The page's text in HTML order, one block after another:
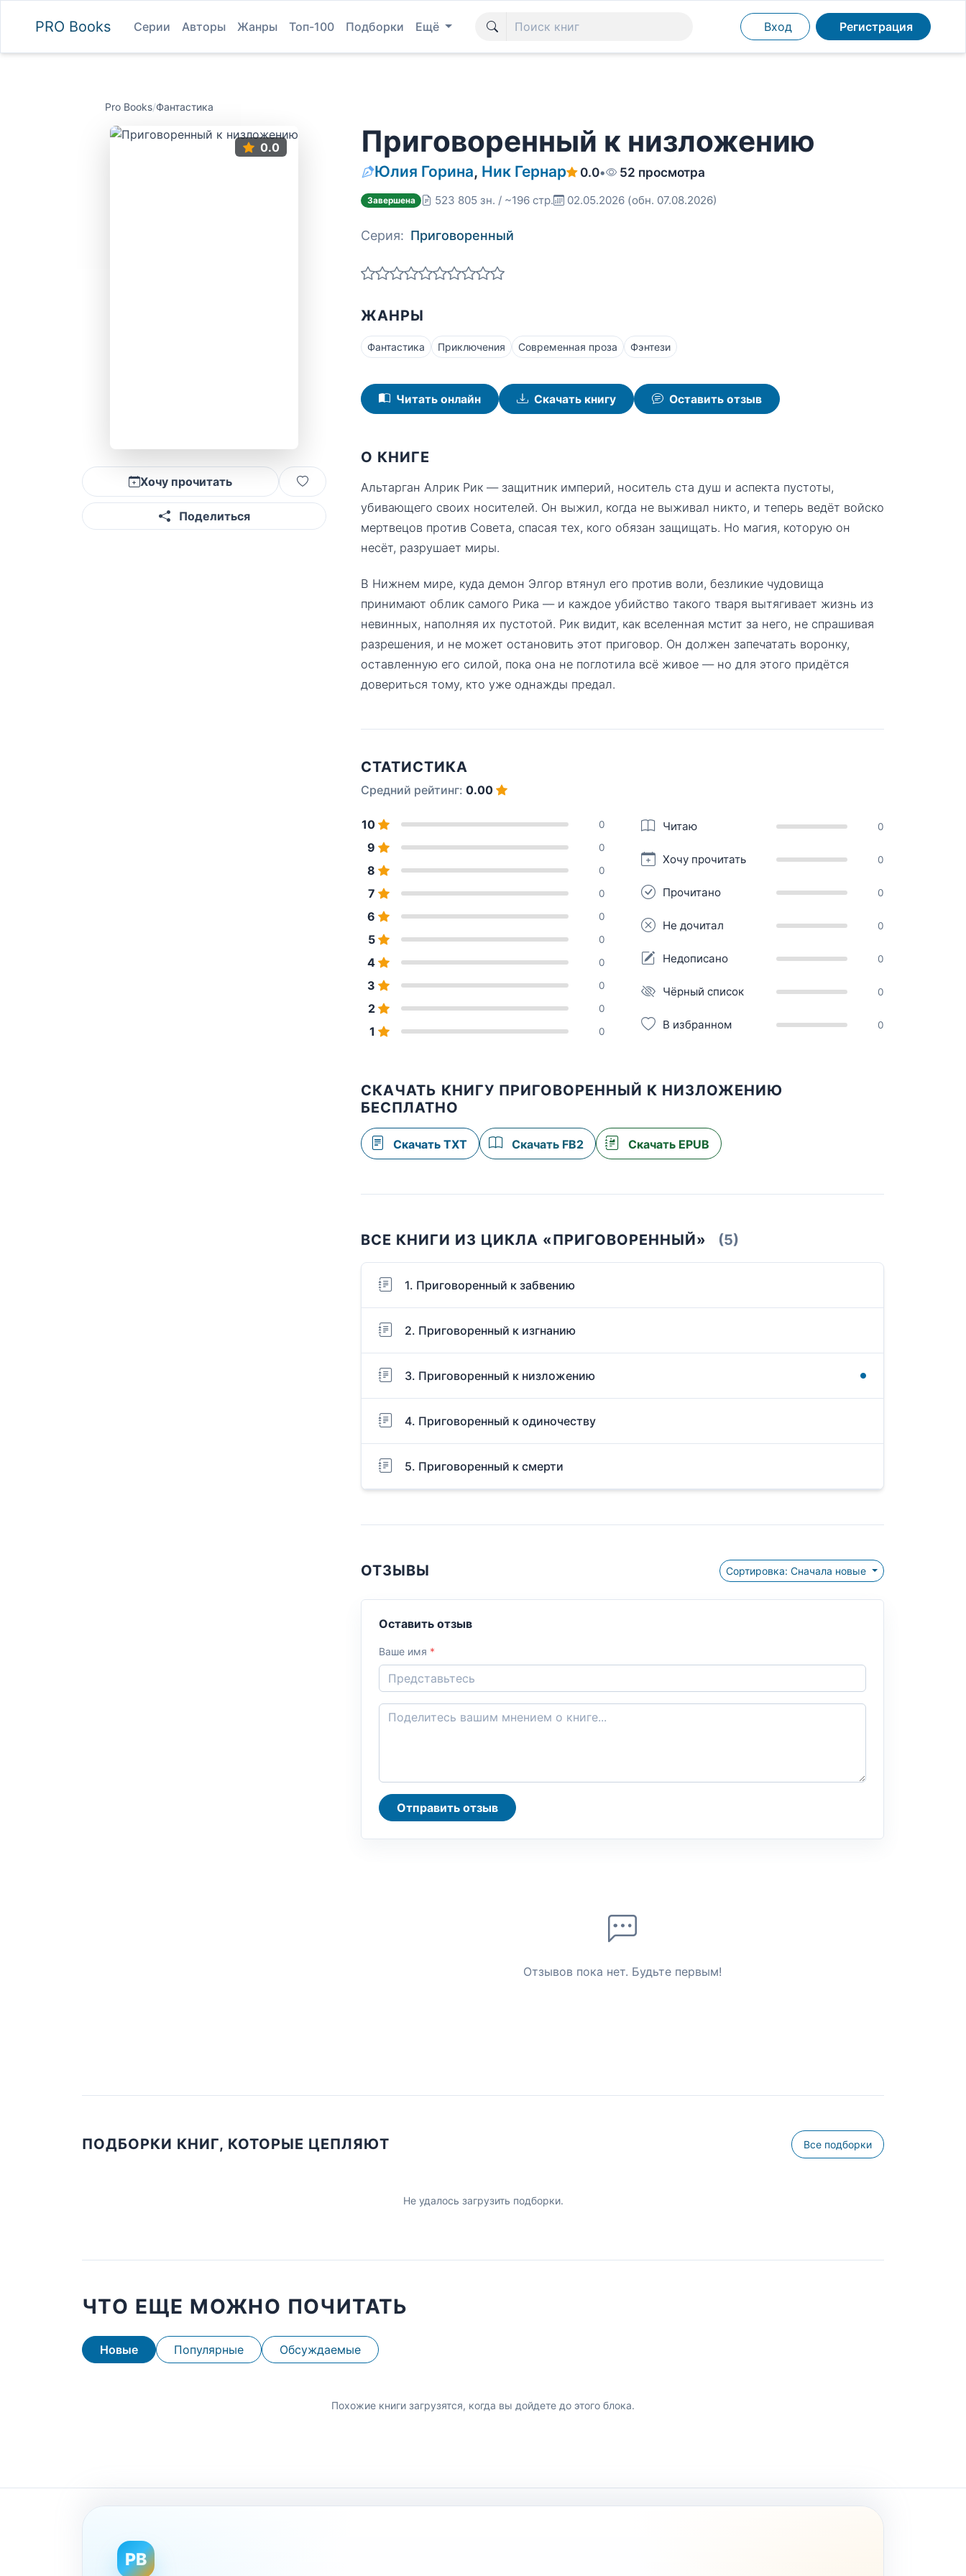
PRO Books Серии Авторы Жанры Топ-100 Подборки Ещё Вход Регистрация
Pro Books/Фантастика
0.0
Хочу прочитать
Поделиться
Приговоренный к низложению
Юлия Горина, Ник Гернар 0.0• 52 просмотра
Завершена 523 805 зн. / ~196 стр. 02.05.2026 (обн. 07.08.2026)
Серия: Приговоренный
ЖАНРЫ
Фантастика Приключения Современная проза Фэнтези
Читать онлайн Скачать книгу Оставить отзыв
О КНИГЕ
Альтарган Алрик Рик — защитник империй, носитель ста душ и аспекта пустоты,
убивающего своих носителей. Он выжил, когда не выживал никто, и теперь ведёт войско
мертвецов против Совета, спасая тех, кого обязан защищать. Но магия, которую он
несёт, разрушает миры.
В Нижнем мире, куда демон Элгор втянул его против воли, безликие чудовища
принимают облик самого Рика — и каждое убийство такого тваря вытягивает жизнь из
невинных, наполняя их пустотой. Рик видит, как вселенная мстит за него, не спрашивая
разрешения, и не может остановить этот приговор. Он должен запечатать воронку,
оставленную его силой, пока она не поглотила всё живое — но для этого придётся
довериться тому, кто уже однажды предал.
СТАТИСТИКА
Средний рейтинг: 0.00
10 0
9 0
8 0
7 0
6 0
5 0
4 0
3 0
2 0
1 0
Читаю 0
Хочу прочитать 0
Прочитано 0
Не дочитал 0
Недописано 0
Чёрный список 0
В избранном 0
СКАЧАТЬ КНИГУ ПРИГОВОРЕННЫЙ К НИЗЛОЖЕНИЮ
БЕСПЛАТНО
Скачать TXT Скачать FB2 Скачать EPUB
ВСЕ КНИГИ ИЗ ЦИКЛА «ПРИГОВОРЕННЫЙ» (5)
1. Приговоренный к забвению
2. Приговоренный к изгнанию
3. Приговоренный к низложению
4. Приговоренный к одиночеству
5. Приговоренный к смерти
ОТЗЫВЫ Сортировка: Сначала новые
Оставить отзыв
Ваше имя *
Отправить отзыв
Отзывов пока нет. Будьте первым!
ПОДБОРКИ КНИГ, КОТОРЫЕ ЦЕПЛЯЮТ Все подборки
Не удалось загрузить подборки.
ЧТО ЕЩЕ МОЖНО ПОЧИТАТЬ
Новые Популярные Обсуждаемые
Похожие книги загрузятся, когда вы дойдете до этого блока.
PB